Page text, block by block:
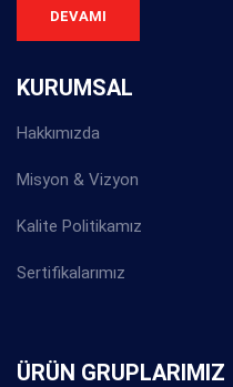
DEVAMI
KURUMSAL
Hakkımızda
Misyon & Vizyon
Kalite Politikamız
Sertifikalarımız
ÜRÜN GRUPLARIMIZ